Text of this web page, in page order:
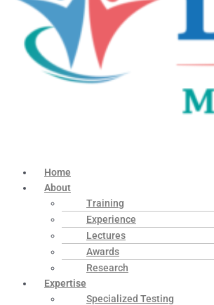
Home
About
Training
Experience
Lectures
Awards
Research
Expertise
Specialized Testing